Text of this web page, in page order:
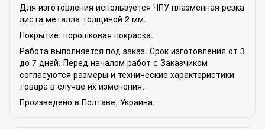
Для изготовления используется ЧПУ плазменная резка
листа металла толщиной 2 мм.
Покрытие: порошковая покраска.
Работа выполняется под заказ. Срок изготовления от 3
до 7 дней. Перед началом работ с Заказчиком
согласуются размеры и технические характеристики
товара в случае их изменения.
Произведено в Полтаве, Украина.